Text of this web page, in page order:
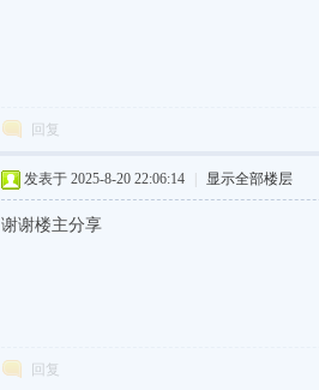
回复
发表于 2025-8-20 22:06:14 显示全部楼层
谢谢楼主分享
回复